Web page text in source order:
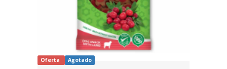
Oferta Agotado